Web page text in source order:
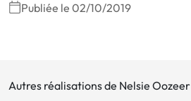
Publiée le 02/10/2019
Autres réalisations de Nelsie Oozeer